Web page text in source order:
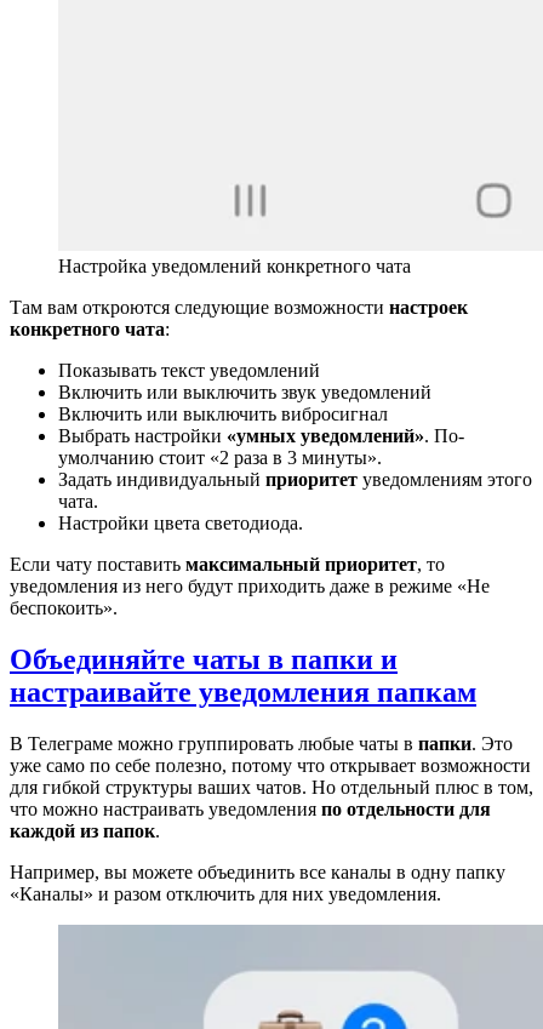
Настройка уведомлений конкретного чата
Там вам откроются следующие возможности настроек
конкретного чата:
Показывать текст уведомлений
Включить или выключить звук уведомлений
Включить или выключить вибросигнал
Выбрать настройки «умных уведомлений». По-
умолчанию стоит «2 раза в 3 минуты».
Задать индивидуальный приоритет уведомлениям этого
чата.
Настройки цвета светодиода.
Если чату поставить максимальный приоритет, то
уведомления из него будут приходить даже в режиме «Не
беспокоить».
Объединяйте чаты в папки и
настраивайте уведомления папкам
В Телеграме можно группировать любые чаты в папки. Это
уже само по себе полезно, потому что открывает возможности
для гибкой структуры ваших чатов. Но отдельный плюс в том,
что можно настраивать уведомления по отдельности для
каждой из папок.
Например, вы можете объединить все каналы в одну папку
«Каналы» и разом отключить для них уведомления.